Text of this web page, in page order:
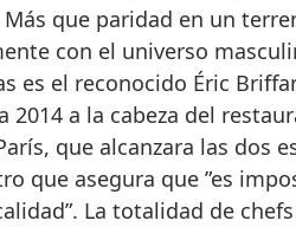
Más que paridad en un
con el universo
es el reconocido Éric
2014 a la cabeza del
que alcanzara las dos
que asegura que ”es
La totalidad de